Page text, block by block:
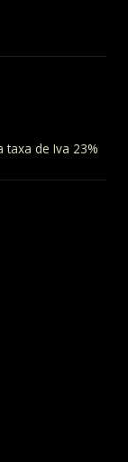
de Iva 23%